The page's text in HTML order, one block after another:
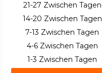
21-27 Zwischen Tagen
14-20 Zwischen Tagen
7-13 Zwischen Tagen
4-6 Zwischen Tagen
1-3 Zwischen Tagen